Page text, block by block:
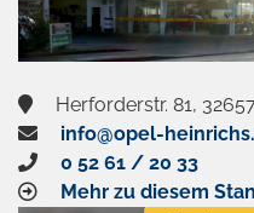
Herforderstr. 81,
info@opel-
0 52 61 / 20 33
Mehr zu diesem